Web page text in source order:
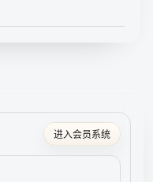
进入会员系统